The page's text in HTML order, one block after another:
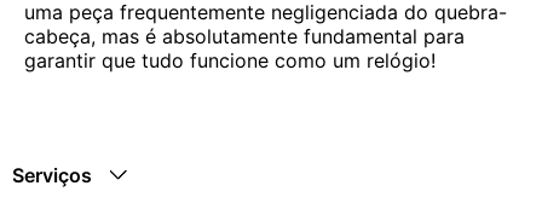
uma peça frequentemente negligenciada do quebra-
cabeça, mas é absolutamente fundamental para
garantir que tudo funcione como um relógio!
Serviços